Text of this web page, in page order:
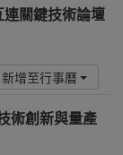
連關鍵技術論壇
新增至行事曆
術創新與量產